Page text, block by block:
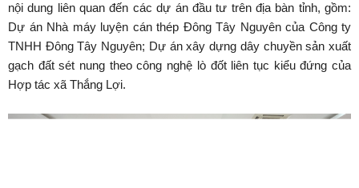
nội dung liên quan đến các dự án đầu tư trên địa bàn tỉnh, gồm:
Dự án Nhà máy luyện cán thép Đông Tây Nguyên của Công ty
TNHH Đông Tây Nguyên; Dự án xây dựng dây chuyền sản xuất
gạch đất sét nung theo công nghệ lò đốt liên tục kiểu đứng của
Hợp tác xã Thắng Lợi.